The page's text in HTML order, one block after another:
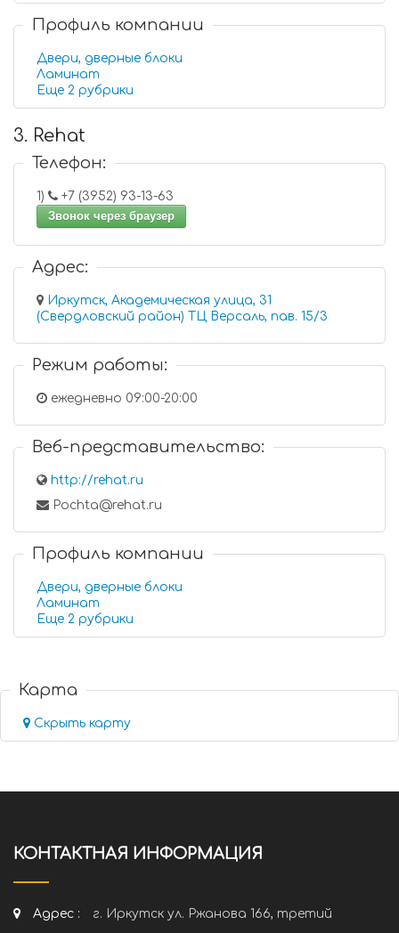
Профиль компании
Двери, дверные блоки
Ламинат
Еще 2 рубрики
3. Rehat
Телефон:
1)
+7 (3952) 93-13-63
Звонок через браузер
Адрес:
Иркутск, Академическая улица, 31
(Свердловский район) ТЦ Версаль, пав. 15/3
Режим работы:
ежедневно 09:00-20:00
Веб-представительство:
http://rehat.ru
Pochta@rehat.ru
Профиль компании
Двери, дверные блоки
Ламинат
Еще 2 рубрики
Карта
Скрыть карту
КОНТАКТНАЯ ИНФОРМАЦИЯ
Адрес :
г. Иркутск ул. Ржанова 166, третий